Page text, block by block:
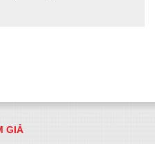
học trên cả nước
Solve For Tomorrow
GIẢ